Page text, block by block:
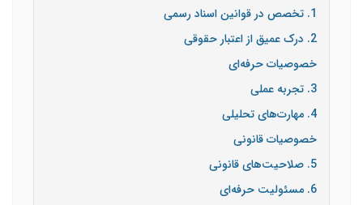
1. تخصص در قوانین اسناد رسمی
2. درک عمیق از اعتبار حقوقی
خصوصیات حرفه‌ای
3. تجربه عملی
4. مهارت‌های تحلیلی
خصوصیات قانونی
5. صلاحیت‌های قانونی
6. مسئولیت حرفه‌ای